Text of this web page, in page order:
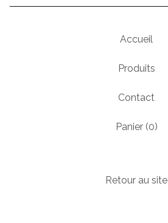
Accueil
Produits
Contact
Panier (0)
Retour au site